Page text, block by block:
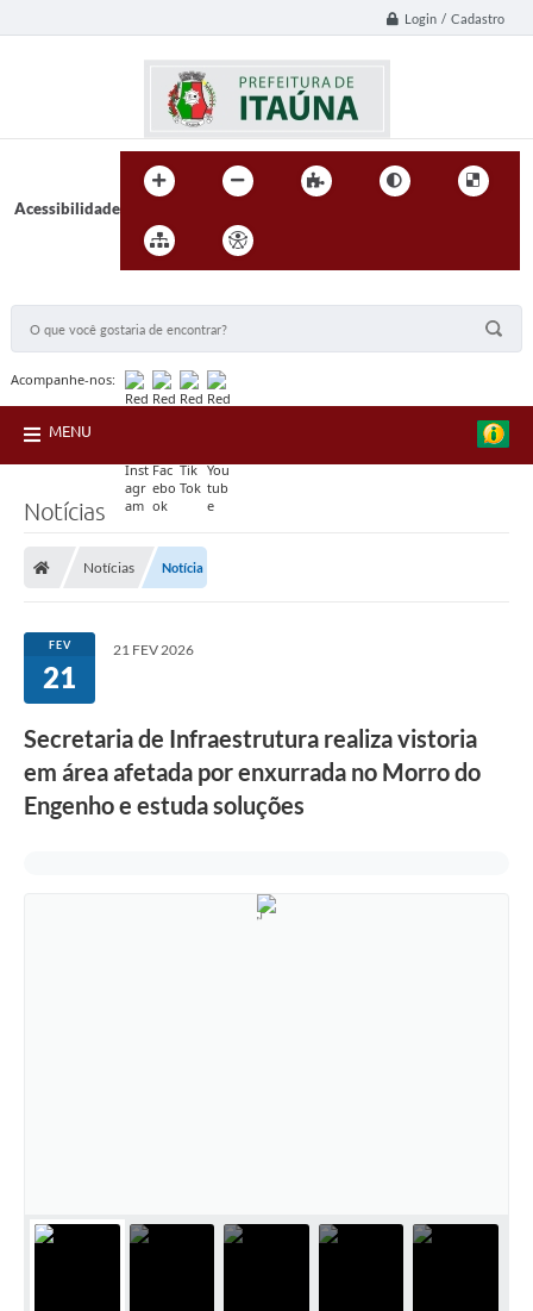
Login / Cadastro
Acessibilidade
Acompanhe-nos:
MENU
Notícias
Notícias Notícia
FEV
21
21 FEV 2026
Secretaria de Infraestrutura realiza vistoria
em área afetada por enxurrada no Morro do
Engenho e estuda soluções